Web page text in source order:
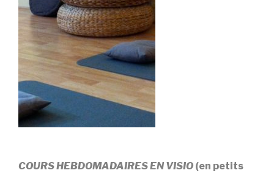
COURS HEBDOMADAIRES EN VISIO (en petits